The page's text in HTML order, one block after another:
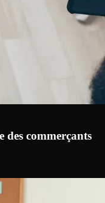
des commerçants